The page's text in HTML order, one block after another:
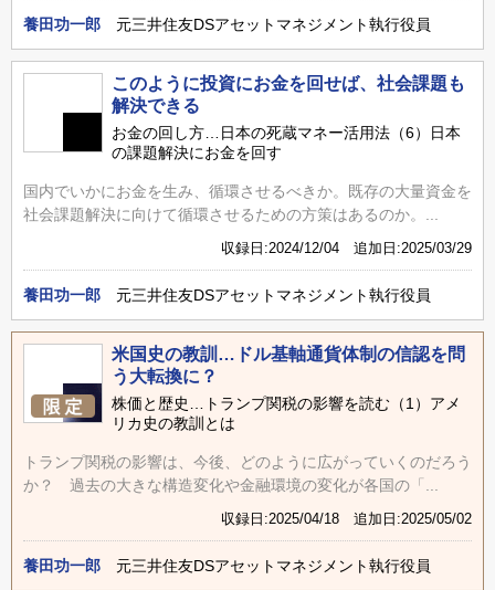
養田功一郎 元三井住友DSアセットマネジメント執行役員
このように投資にお金を回せば、社会課題も
解決できる
お金の回し方…日本の死蔵マネー活用法（6）日本
の課題解決にお金を回す
国内でいかにお金を生み、循環させるべきか。既存の大量資金を
社会課題解決に向けて循環させるための方策はあるのか。...
収録日:2024/12/04 追加日:2025/03/29
養田功一郎 元三井住友DSアセットマネジメント執行役員
米国史の教訓…ドル基軸通貨体制の信認を問
う大転換に？
株価と歴史…トランプ関税の影響を読む（1）アメ
リカ史の教訓とは
トランプ関税の影響は、今後、どのように広がっていくのだろう
か？ 過去の大きな構造変化や金融環境の変化が各国の「...
収録日:2025/04/18 追加日:2025/05/02
養田功一郎 元三井住友DSアセットマネジメント執行役員